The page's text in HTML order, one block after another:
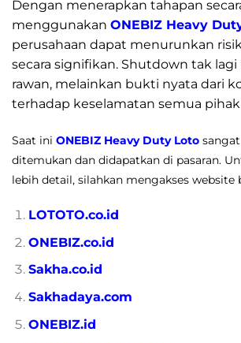
Dengan menerapkan tahapan
menggunakan ONEBIZ Heavy
perusahaan dapat menurunkan
secara signifikan. Shutdown tak
rawan, melainkan bukti nyata dari
terhadap keselamatan semua pihak
Saat ini ONEBIZ Heavy Duty Loto
ditemukan dan didapatkan di pasaran.
lebih detail, silahkan mengakses website
LOTOTO.co.id
ONEBIZ.co.id
Sakha.co.id
Sakhadaya.com
ONEBIZ.id